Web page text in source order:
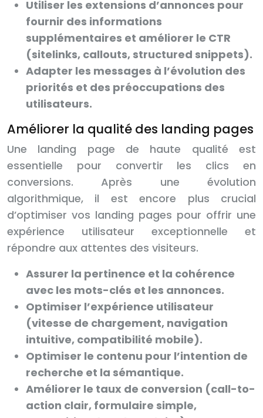
Utiliser les extensions d’annonces pour
fournir des informations
supplémentaires et améliorer le CTR
(sitelinks, callouts, structured snippets).
Adapter les messages à l’évolution des
priorités et des préoccupations des
utilisateurs.
Améliorer la qualité des landing pages
Une landing page de haute qualité est
essentielle pour convertir les clics en
conversions. Après une évolution
algorithmique, il est encore plus crucial
d’optimiser vos landing pages pour offrir une
expérience utilisateur exceptionnelle et
répondre aux attentes des visiteurs.
Assurer la pertinence et la cohérence
avec les mots-clés et les annonces.
Optimiser l’expérience utilisateur
(vitesse de chargement, navigation
intuitive, compatibilité mobile).
Optimiser le contenu pour l’intention de
recherche et la sémantique.
Améliorer le taux de conversion (call-to-
action clair, formulaire simple,